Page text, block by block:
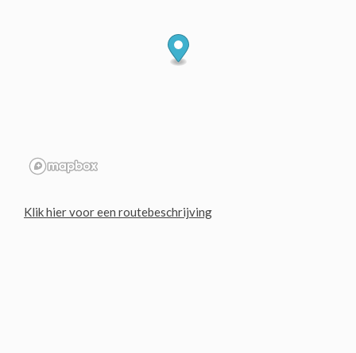
Klik hier voor een routebeschrijving